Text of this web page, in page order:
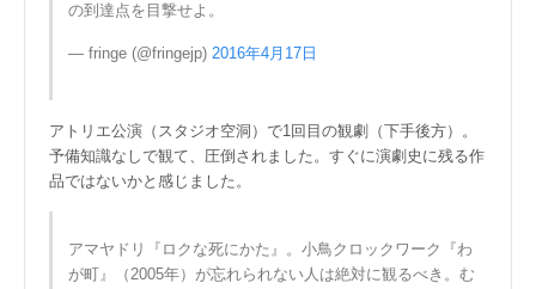
の到達点を目撃せよ。
— fringe (@fringejp)2016年4月17日
アトリエ公演（スタジオ空洞）で1回目の観劇（下手後方）。
予備知識なしで観て、圧倒されました。すぐに演劇史に残る作
品ではないかと感じました。
アマヤドリ『ロクな死にかた』。小鳥クロックワーク『わ
が町』（2005年）が忘れられない人は絶対に観るべき。む